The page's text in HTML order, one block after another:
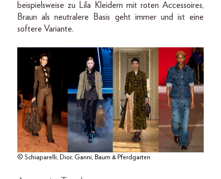
beispielsweise zu Lila Kleidern mit roten Accessoires,
Braun als neutralere Basis geht immer und ist eine
softere Variante.
© Schiaparelli, Dior, Ganni, Baum & Pferdgarten